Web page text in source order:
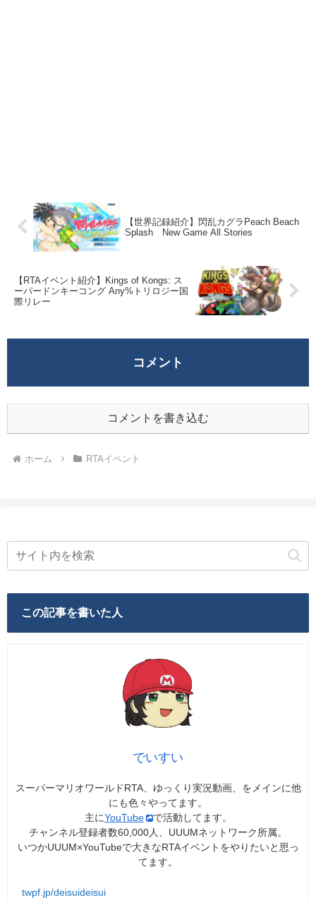
【世界記録紹介】閃乱カグラPeach Beach
Splash New Game All Stories
【RTAイベント紹介】Kings of Kongs: ス
ーパードンキーコング Any%トリロジー国
際リレー
コメント
コメントを書き込む
ホーム RTAイベント
この記事を書いた人
でいすい
スーパーマリオワールドRTA、ゆっくり実況動画、をメインに他
にも色々やってます。
主にYouTube
で活動してます。
チャンネル登録者数60,000人、UUUMネットワーク所属。
いつかUUUM×YouTubeで大きなRTAイベントをやりたいと思っ
てます。
twpf.jp/deisuideisui